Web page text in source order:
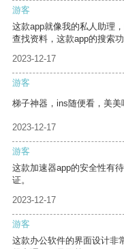
游客
这款app就像我的私人助理
查找资料，这款app的搜索
2023-12-17
游客
梯子神器，ins随便看，美美
2023-12-17
游客
这款加速器app的安全性有
证。
2023-12-17
游客
这款办公软件的界面设计非